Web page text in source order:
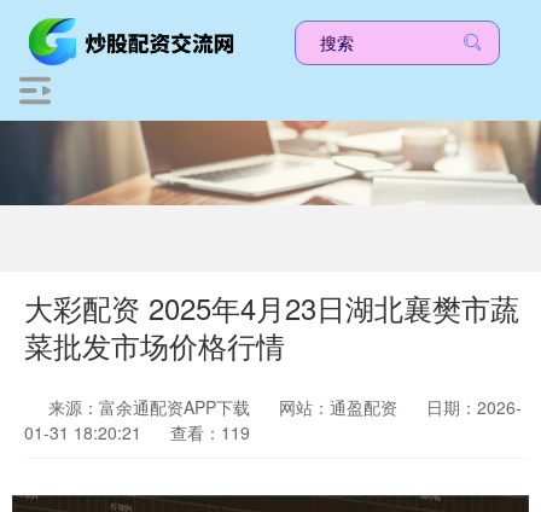
大彩配资 2025年4月23日湖北襄樊市蔬
菜批发市场价格行情
来源：富余通配资APP下载 网站：通盈配资
日期：2026-
01-31 18:20:21
查看：119